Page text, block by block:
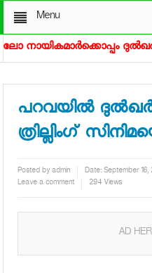
Menu
ദുല്‍ഖര്‍
പറവയില്‍ ദുല്‍ഖര്‍
ത്രില്ലിംഗ്
Posted byadmin Date:September 16,
Leave a comment
294 Views
AD